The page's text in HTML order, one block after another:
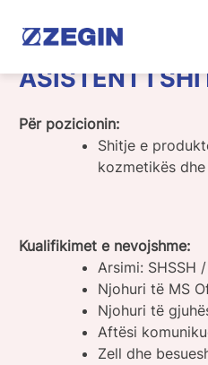
ASISTENT I
Për pozicionin:
Shitje e
kozmetikës
Kualifikimet e nevojshme:
Arsimi: SHSSH
Njohuri të MS
Njohuri të
Aftësi
Zell dhe